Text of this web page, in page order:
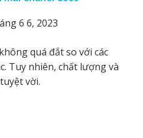
6 6, 2023
quá đắt so với các
Tuy nhiên, chất lượng và
vời.